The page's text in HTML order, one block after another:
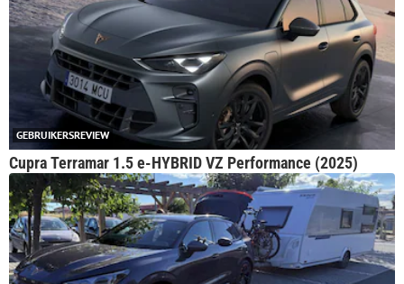
GEBRUIKERSREVIEW
Cupra Terramar 1.5 e-HYBRID VZ Performance (2025)